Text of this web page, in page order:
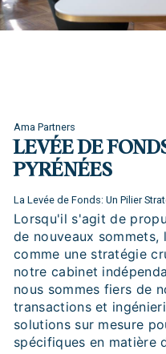
Ama Partners
LEVÉE DE
PYRÉNÉES
La Levée de Fonds: Un Pilier
Lorsqu'il s'agit de
de nouveaux
comme une stratégie
notre cabinet
nous sommes fiers de
transactions et
solutions sur mesure
spécifiques en matière